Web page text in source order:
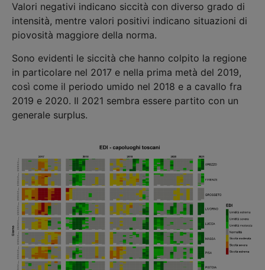
Valori negativi indicano siccità con diverso grado di
intensità, mentre valori positivi indicano situazioni di
piovosità maggiore della norma.
Sono evidenti le siccità che hanno colpito la regione
in particolare nel 2017 e nella prima metà del 2019,
così come il periodo umido nel 2018 e a cavallo fra
2019 e 2020. Il 2021 sembra essere partito con un
generale surplus.